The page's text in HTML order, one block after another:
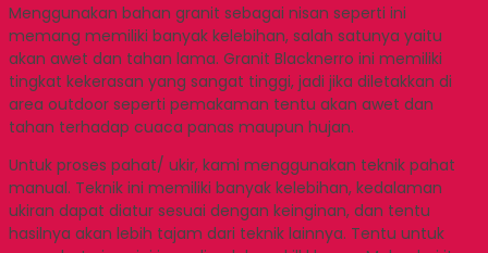
Menggunakan bahan granit sebagai nisan seperti ini
memang memiliki banyak kelebihan, salah satunya yaitu
akan awet dan tahan lama. Granit Blacknerro ini memiliki
tingkat kekerasan yang sangat tinggi, jadi jika diletakkan di
area outdoor seperti pemakaman tentu akan awet dan
tahan terhadap cuaca panas maupun hujan.
Untuk proses pahat/ ukir, kami menggunakan teknik pahat
manual. Teknik ini memiliki banyak kelebihan, kedalaman
ukiran dapat diatur sesuai dengan keinginan, dan tentu
hasilnya akan lebih tajam dari teknik lainnya. Tentu untuk